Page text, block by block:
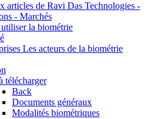
articles de Ravi Das Technologies -
- Marchés
la biométrie
Les acteurs de la biométrie
télécharger
Back
Documents généraux
Modalités biométriques